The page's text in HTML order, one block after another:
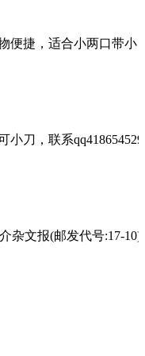
便捷，适合小两口带小
小刀，联系
杂文报(邮发代号:17-10)